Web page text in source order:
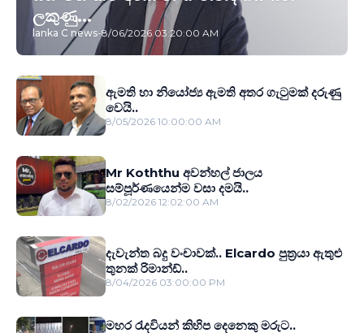
ලකුණු...
lanka C news-8/06/2026 03:20:00 AM
ඇමති හා නියෝජ්‍ය ඇමති අතර ගැටුමක් දරුණු
වෙයි..
8/05/2026 10:00:00 AM
Mr Koththu අවන්හල් ජාලය
සම්පූර්ණයෙන්ම වසා දමයි..
8/02/2026 12:02:00 AM
දැවැන්ත බදු වංචාවක්.. Elcardo පුත‍්‍රයා ඇතුළු
තුනක් රිමාන්ඩ්..
8/04/2026 03:00:00 PM
මහර රැදවියන් කිහිප දෙනෙකු මරුට..